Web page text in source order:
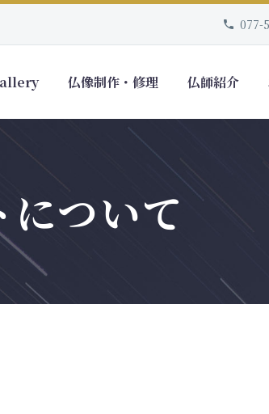
077-
仏像制作・修理 仏師紹介
ついて